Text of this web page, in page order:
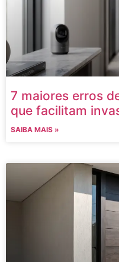
7 maiores erros
que facilitam
SAIBA MAIS »